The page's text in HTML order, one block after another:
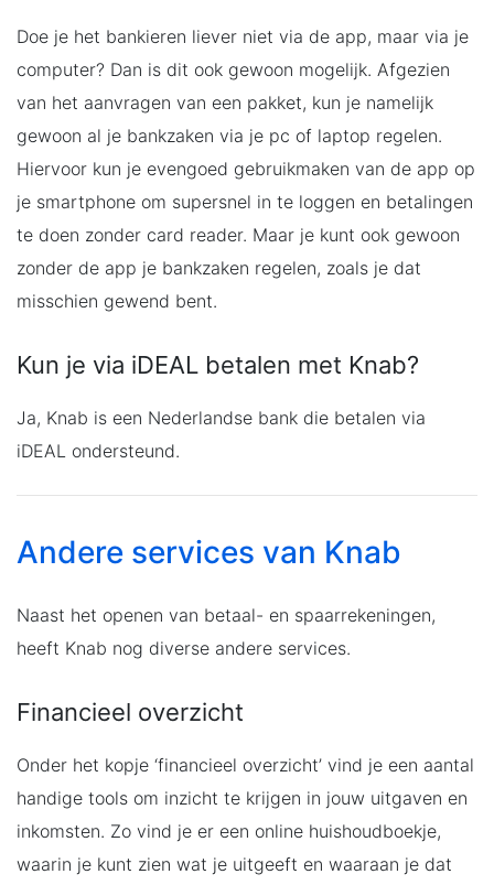
Doe je het bankieren liever niet via de app, maar via je
computer? Dan is dit ook gewoon mogelijk. Afgezien
van het aanvragen van een pakket, kun je namelijk
gewoon al je bankzaken via je pc of laptop regelen.
Hiervoor kun je evengoed gebruikmaken van de app op
je smartphone om supersnel in te loggen en betalingen
te doen zonder card reader. Maar je kunt ook gewoon
zonder de app je bankzaken regelen, zoals je dat
misschien gewend bent.
Kun je via iDEAL betalen met Knab?
Ja, Knab is een Nederlandse bank die betalen via
iDEAL ondersteund.
Andere services van Knab
Naast het openen van betaal- en spaarrekeningen,
heeft Knab nog diverse andere services.
Financieel overzicht
Onder het kopje ‘financieel overzicht’ vind je een aantal
handige tools om inzicht te krijgen in jouw uitgaven en
inkomsten. Zo vind je er een online huishoudboekje,
waarin je kunt zien wat je uitgeeft en waaraan je dat